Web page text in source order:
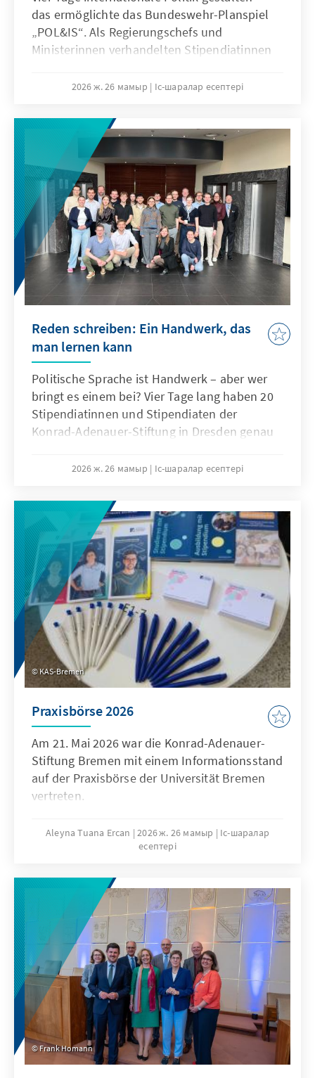
das ermöglichte das Bundeswehr-Planspiel
„POL&IS“. Als Regierungschefs und
Ministerinnen verhandelten Stipendiatinnen
erlebten, wie viel Geschick internationale
2026 ж. 26 мамыр Іс-шаралар есептері
Reden schreiben: Ein Handwerk, das
man lernen kann
Politische Sprache ist Handwerk – aber wer
bringt es einem bei? Vier Tage lang haben 20
Stipendiatinnen und Stipendiaten der
Konrad-Adenauer-Stiftung in Dresden genau
finden, eine eigene Rede schreiben.
2026 ж. 26 мамыр Іс-шаралар есептері
KAS-Bremen
Praxisbörse 2026
Am 21. Mai 2026 war die Konrad-Adenauer-
Stiftung Bremen mit einem Informationsstand
auf der Praxisbörse der Universität Bremen
vertreten.
Aleyna Tuana Ercan 2026 ж. 26 мамыр
Іс-шаралар
есептері
Frank Homann